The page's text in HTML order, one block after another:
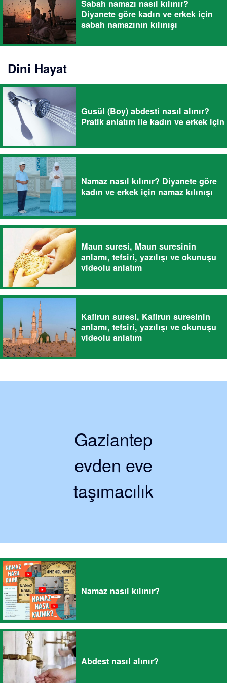
Sabah namazı nasıl kılınır?
Diyanete göre kadın ve erkek için
sabah namazının kılınışı
Dini Hayat
Gusül (Boy) abdesti nasıl alınır?
Pratik anlatım ile kadın ve erkek için
Namaz nasıl kılınır? Diyanete göre
kadın ve erkek için namaz kılınışı
Maun suresi, Maun suresinin
anlamı, tefsiri, yazılışı ve okunuşu
videolu anlatım
Kafirun suresi, Kafirun suresinin
anlamı, tefsiri, yazılışı ve okunuşu
videolu anlatım
Gaziantep
evden eve
taşımacılık
Namaz nasıl kılınır?
Abdest nasıl alınır?